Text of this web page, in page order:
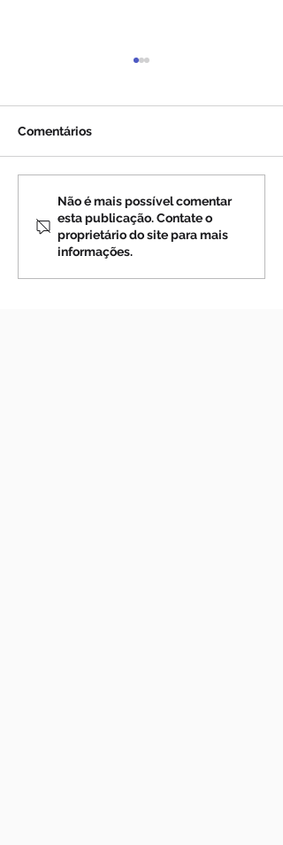
Novena a Nossa
Senhora do Carmo
Comentários
Não é mais possível comentar
esta publicação. Contate o
proprietário do site para mais
informações.